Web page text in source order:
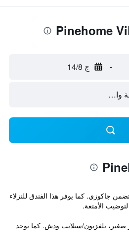
- ج 14/8
جاكوزي. كما يوفر هذا الفندق للنزلاء
الأمتعة.
تلفزيون/ستلايت ودش. كما يوجد